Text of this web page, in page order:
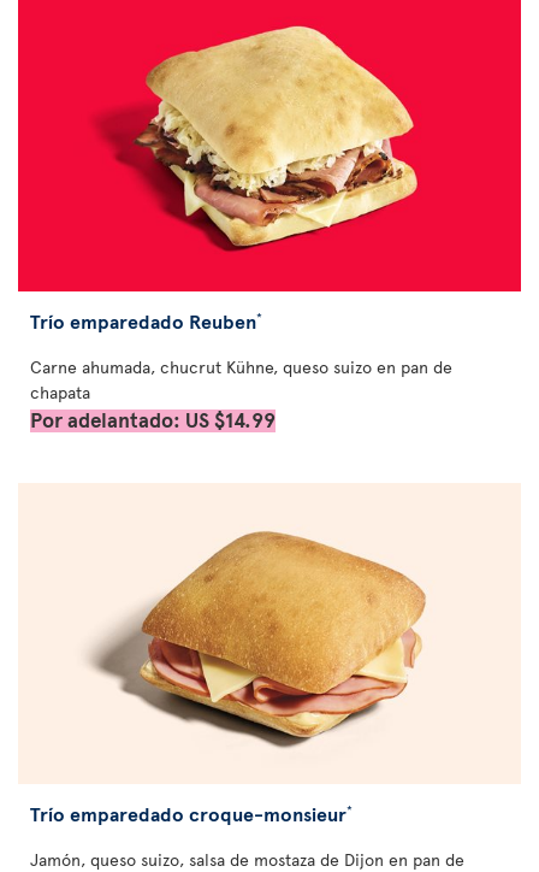
Trío emparedado Reuben*
Carne ahumada, chucrut Kühne, queso suizo en pan de
chapata
Por adelantado: US $14.99
Trío emparedado croque-monsieur*
Jamón, queso suizo, salsa de mostaza de Dijon en pan de